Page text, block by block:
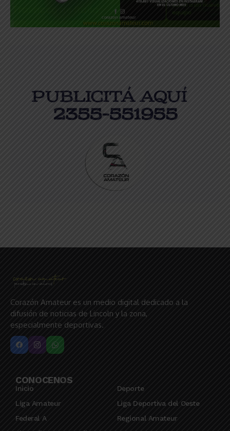
Corazón Amateur es un medio digital dedicado a la
difusión de noticias de Lincoln y la zona,
especialmente deportivas.
CONOCENOS
Inicio
Deporte
Liga Amateur
Liga Deportiva del Oeste
Federal A
Regional Amateur